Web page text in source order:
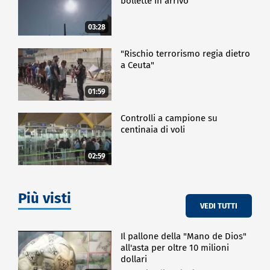
03:28
01:59
"Rischio terrorismo regia dietro
a Ceuta"
02:59
Controlli a campione su
centinaia di voli
Più visti VEDI TUTTI
Il pallone della "Mano de Dios"
all'asta per oltre 10 milioni
dollari